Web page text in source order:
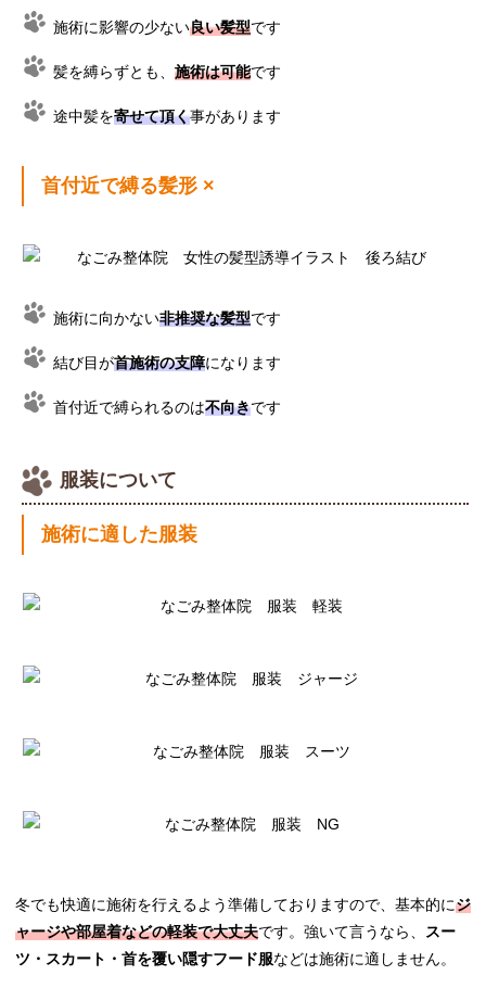
施術に影響の少ない良い髪型です
髪を縛らずとも、 施術は可能です
途中髪を寄せて頂く事があります
首付近で縛る髪形 ×
施術に向かない非推奨な髪型です
結び目が首施術の支障になります
首付近で縛られるのは不向きです
服装について
施術に適した服装
冬でも快適に施術を行えるよう準備しておりますので、基本的にジ
ャージや部屋着などの軽装で大丈夫です。強いて言うなら、 スー
ツ・スカート・首を覆い隠すフード服などは施術に適しません。